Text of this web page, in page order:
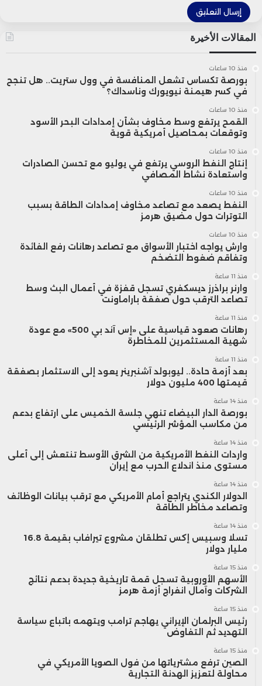
المقالات الأخيرة
منذ 10 ساعات
بورصة تكساس تشعل المنافسة في وول ستريت.. هل تنجح
في كسر هيمنة نيويورك وناسداك؟
منذ 10 ساعات
القمح يرتفع وسط مخاوف بشأن إمدادات البحر الأسود
وتوقعات بمحاصيل أمريكية قوية
منذ 10 ساعات
إنتاج النفط الروسي يرتفع في يوليو مع تحسن الصادرات
واستعادة نشاط المصافي
منذ 10 ساعات
النفط يصعد مع تصاعد مخاوف إمدادات الطاقة بسبب
التوترات حول مضيق هرمز
منذ 10 ساعات
وارش يواجه اختبار الأسواق مع تصاعد رهانات رفع الفائدة
وتفاقم ضغوط التضخم
منذ 11 ساعة
وارنر براذرز ديسكفري تسجل قفزة في أعمال البث وسط
تصاعد الترقب حول صفقة باراماونت
منذ 11 ساعة
رهانات صعود قياسية على «إس آند بي 500» مع عودة
شهية المستثمرين للمخاطرة
منذ 11 ساعة
بعد أزمة حادة.. ليوبولد آشنبرينر يعود إلى الاستثمار بصفقة
قيمتها 400 مليون دولار
منذ 14 ساعة
بورصة الدار البيضاء تنهي جلسة الخميس على ارتفاع بدعم
من مكاسب المؤشر الرئيسي
منذ 14 ساعة
واردات النفط الأمريكية من الشرق الأوسط تنتعش إلى أعلى
مستوى منذ اندلاع الحرب مع إيران
منذ 14 ساعة
الدولار الكندي يتراجع أمام الأمريكي مع ترقب بيانات الوظائف
وتصاعد مخاطر الطاقة
منذ 14 ساعة
تسلا وسبيس إكس تطلقان مشروع تيرافاب بقيمة 16.8
مليار دولار
منذ 15 ساعة
الأسهم الأوروبية تسجل قمة تاريخية جديدة بدعم نتائج
الشركات وآمال انفراج أزمة هرمز
منذ 15 ساعة
رئيس البرلمان الإيراني يهاجم ترامب ويتهمه باتباع سياسة
التهديد ثم التفاوض
منذ 15 ساعة
الصين ترفع مشترياتها من فول الصويا الأمريكي في
محاولة لتعزيز الهدنة التجارية